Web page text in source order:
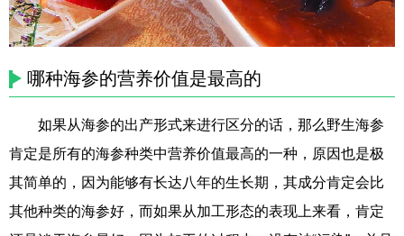
哪种海参的营养价值是最高的
如果从海参的出产形式来进行区分的话，那么野生海参
肯定是所有的海参种类中营养价值最高的一种，原因也是极
其简单的，因为能够有长达八年的生长期，其成分肯定会比
其他种类的海参好，而如果从加工形态的表现上来看，肯定